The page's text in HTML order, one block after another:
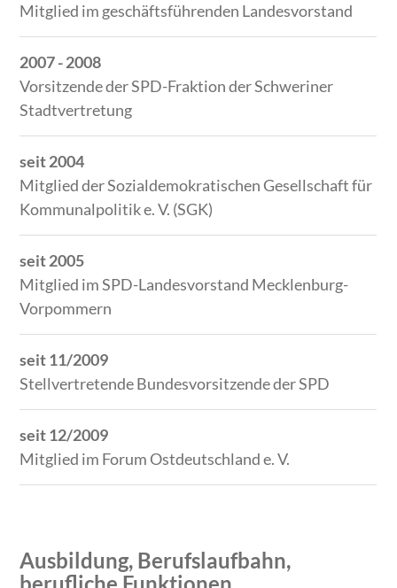
Mitglied im geschäftsführenden Landesvorstand
2007 - 2008
Vorsitzende der SPD-Fraktion der Schweriner
Stadtvertretung
seit 2004
Mitglied der Sozialdemokratischen Gesellschaft für
Kommunalpolitik e. V. (SGK)
seit 2005
Mitglied im SPD-Landesvorstand Mecklenburg-
Vorpommern
seit 11/2009
Stellvertretende Bundesvorsitzende der SPD
seit 12/2009
Mitglied im Forum Ostdeutschland e. V.
Ausbildung, Berufslaufbahn,